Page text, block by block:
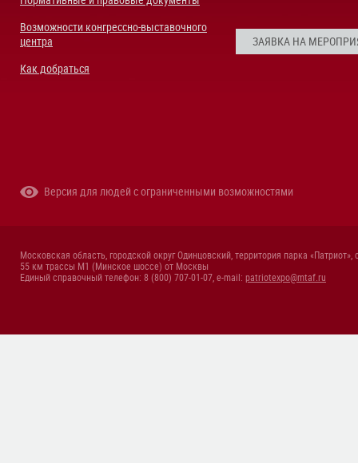
Возможности конгрессно-выставочного
центра
Как добраться
ЗАЯВКА НА
Версия для людей с ограниченными возможностями
Московская область, городской округ Одинцовский, территория парка «Патриот»,
55 км трассы М1 (Минское шоссе) от Москвы
Единый справочный телефон: 8 (800) 707-01-07, e-mail: patriotexpo@mtaf.ru